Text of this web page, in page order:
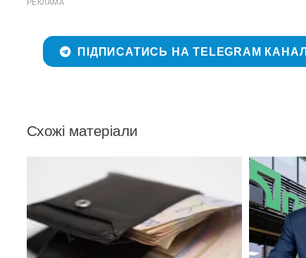
РЕКЛАМА
ПІДПИСАТИСЬ НА TELEGRAM КАНАЛ
Схожі матеріали